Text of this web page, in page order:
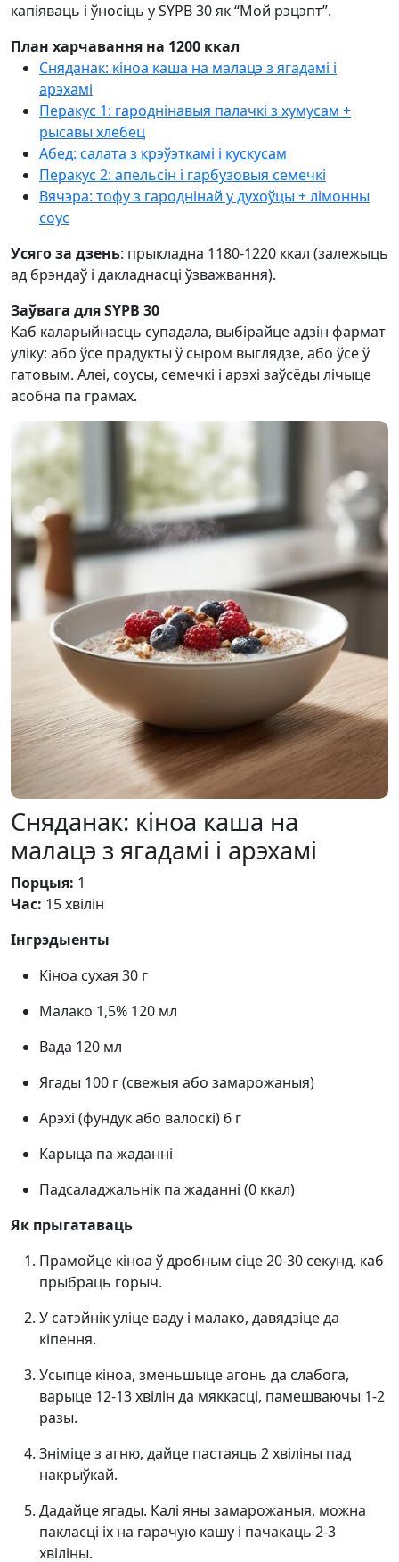
капіяваць і ўносіць у SYPB 30 як “Мой рэцэпт”.
План харчавання на 1200 ккал
Сняданак: кіноа каша на малацэ з ягадамі і
арэхамі
Перакус 1: гароднінавыя палачкі з хумусам +
рысавы хлебец
Абед: салата з крэўэткамі і кускусам
Перакус 2: апельсін і гарбузовыя семечкі
Вячэра: тофу з гароднінай у духоўцы + лімонны
соус
Усяго за дзень: прыкладна 1180-1220 ккал (залежыць
ад брэндаў і дакладнасці ўзважвання).
Заўвага для SYPB 30
Каб каларыйнасць супадала, выбірайце адзін фармат
уліку: або ўсе прадукты ў сыром выглядзе, або ўсе ў
гатовым. Алеі, соусы, семечкі і арэхі заўсёды лічыце
асобна па грамах.
Сняданак: кіноа каша на
малацэ з ягадамі і арэхамі
Порцыя: 1
Час: 15 хвілін
Інгрэдыенты
Кіноа сухая 30 г
Малако 1,5% 120 мл
Вада 120 мл
Ягады 100 г (свежыя або замарожаныя)
Арэхі (фундук або валоскі) 6 г
Карыца па жаданні
Падсаладжальнік па жаданні (0 ккал)
Як прыгатаваць
Прамойце кіноа ў дробным сіце 20-30 секунд, каб
прыбраць горыч.
У сатэйнік уліце ваду і малако, давядзіце да
кіпення.
Усыпце кіноа, зменьшыце агонь да слабога,
варыце 12-13 хвілін да мяккасці, памешваючы 1-2
разы.
Зніміце з агню, дайце пастаяць 2 хвіліны пад
накрыўкай.
Дадайце ягады. Калі яны замарожаныя, можна
пакласці іх на гарачую кашу і пачакаць 2-3
хвіліны.